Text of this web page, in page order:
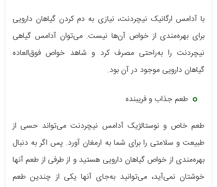
با آدامس ارگانیک نیچردنت، نیازی به دم کردن گیاهان دارویی
برای بهره‌مندی از خواص آن‌ها نیست. می‌توان آدامس گیاهی
نیچردنت را به‌راحتی مصرف کرد و شاهد خواص فوق‌العاده
گیاهان دارویی موجود در آن‌ بود.
طعم جذاب و فریبنده
طعم خاص و نوستالژیک آدامس نیچردنت می‌تواند حسی از
طبیعت و سلامتی را برای شما به ارمغان آورد. پس اگر به دنبال
بهره‌مندی از خواص گیاهان دارویی هستید و از طرفی از طعم آنها
خوشتان نمی‌آید، می‌توانید به‌جای آنها یکی از چندین طعم